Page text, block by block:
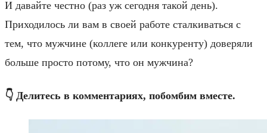
И давайте честно (раз уж сегодня такой день).
Приходилось ли вам в своей работе сталкиваться с
тем, что мужчине (коллеге или конкуренту) доверяли
больше просто потому, что он мужчина?
👇 Делитесь в комментариях, побомбим вместе.